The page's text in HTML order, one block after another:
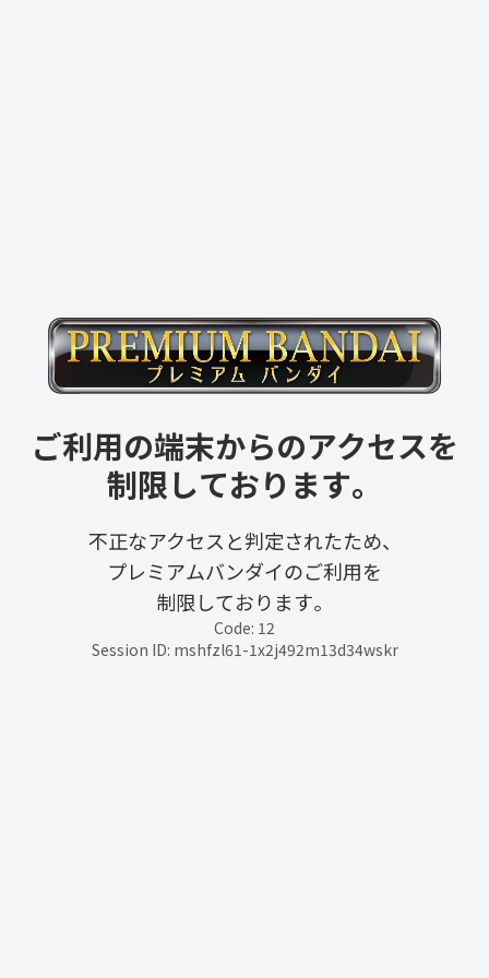
ご利用の端末からのアクセスを
制限しております。
不正なアクセスと判定されたため、
プレミアムバンダイのご利用を
制限しております。
Code: 12
Session ID: mshfzl61-1x2j492m13d34wskr